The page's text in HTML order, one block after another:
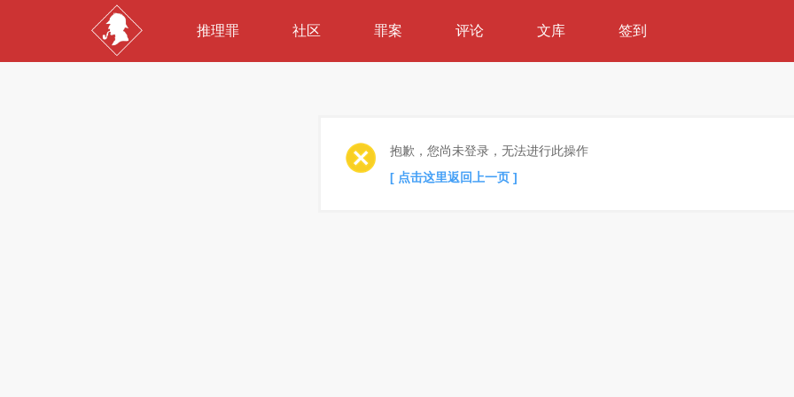
推理罪 社区 罪案 评论 文库 签到
抱歉，您尚未登录，无法进行此操作
[ 点击这里返回上一页 ]